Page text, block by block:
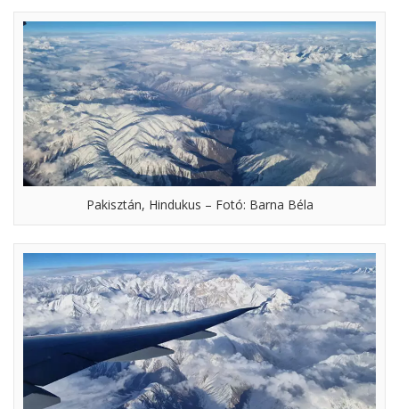
Pakisztán, Hindukus – Fotó: Barna Béla